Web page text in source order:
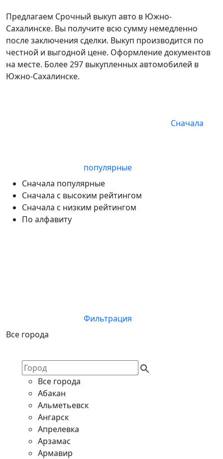
Предлагаем Срочный выкуп авто в Южно-
Сахалинске. Вы получите всю сумму немедленно
после заключения сделки. Выкуп производится по
честной и выгодной цене. Оформление документов
на месте. Более 297 выкупленных автомобилей в
Южно-Сахалинске.
Сначала
популярные
Сначала популярные
Сначала с высоким рейтингом
Сначала с низким рейтингом
По алфавиту
Фильтрация
Все города
Все города
Абакан
Альметьевск
Ангарск
Апрелевка
Арзамас
Армавир